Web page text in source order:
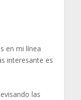
en mi línea
interesante es
las